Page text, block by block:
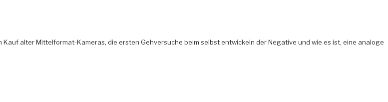
alter Mittelformat-Kameras, die ersten Gehversuche beim selbst entwickeln der Negative und wie es ist, eine analoge